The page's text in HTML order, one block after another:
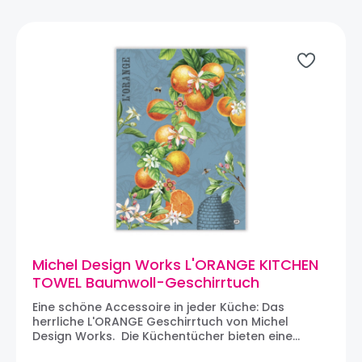
Küchentextilien ist jedes sorgfältig gefertigte
Produkt mit farbenfrohen, aufwendigen, von
Vintage-Kunst inspirierten Designs versehen.
Diese Produkte sind als Geschenk beliebt und
eignen sich perfekt für den täglichen Gebrauch,
denn sie bringen einen Hauch von
erschwinglichem Luxus in jedes Heim.
Michel Design Works L'ORANGE KITCHEN
TOWEL Baumwoll-Geschirrtuch
Eine schöne Accessoire in jeder Küche: Das
herrliche L'ORANGE Geschirrtuch von Michel
Design Works. Die Küchentücher bieten eine